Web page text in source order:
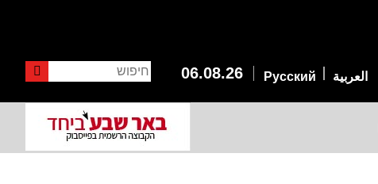
06.08.26 חיפוש
العربية Русский